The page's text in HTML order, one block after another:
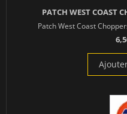
PATCH WEST COAST
Patch West Coast